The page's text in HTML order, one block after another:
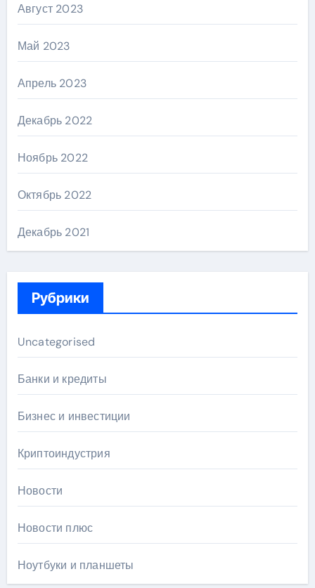
Август 2023
Май 2023
Апрель 2023
Декабрь 2022
Ноябрь 2022
Октябрь 2022
Декабрь 2021
Рубрики
Uncategorised
Банки и кредиты
Бизнес и инвестиции
Криптоиндустрия
Новости
Новости плюс
Ноутбуки и планшеты